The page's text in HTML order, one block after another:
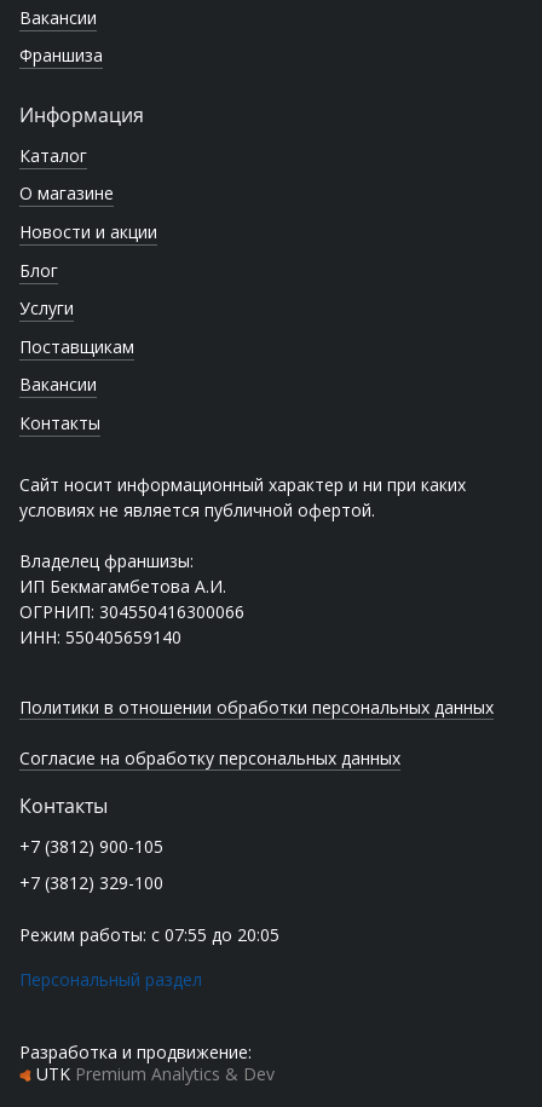
Вакансии
Франшиза
Информация
Каталог
О магазине
Новости и акции
Блог
Услуги
Поставщикам
Вакансии
Контакты
Сайт носит информационный характер и ни при каких
условиях не является публичной офертой.
Владелец франшизы:
ИП Бекмагамбетова А.И.
ОГРНИП: 304550416300066
ИНН: 550405659140
Политики в отношении обработки персональных данных
Согласие на обработку персональных данных
Контакты
+7 (3812) 900-105
+7 (3812) 329-100
Режим работы: с 07:55 до 20:05
Персональный раздел
Разработка и продвижение:
UTK Premium Analytics & Dev